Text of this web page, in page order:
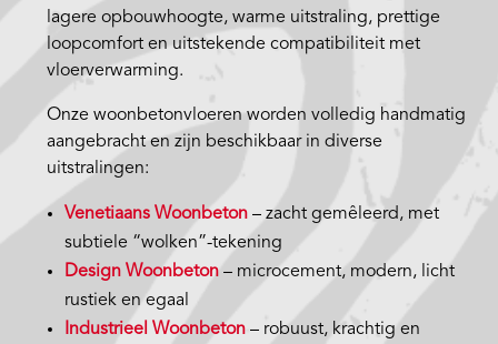
lagere opbouwhoogte, warme uitstraling, prettige
loopcomfort en uitstekende compatibiliteit met
vloerverwarming.
Onze woonbetonvloeren worden volledig handmatig
aangebracht en zijn beschikbaar in diverse
uitstralingen:
Venetiaans Woonbeton – zacht gemêleerd, met
subtiele “wolken”-tekening
Design Woonbeton – microcement, modern, licht
rustiek en egaal
Industrieel Woonbeton – robuust, krachtig en